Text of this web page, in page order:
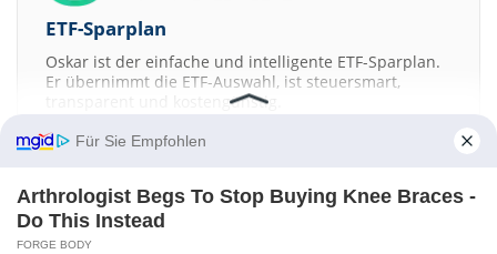
ETF-Sparplan
Oskar ist der einfache und intelligente ETF-Sparplan.
Er übernimmt die ETF-Auswahl, ist steuersmart,
transparent und kostengünstig.
JETZT MEHR ERFAHREN
Für Sie Empfohlen
Arthrologist Begs To Stop Buying Knee Braces -
Do This Instead
FORGE BODY